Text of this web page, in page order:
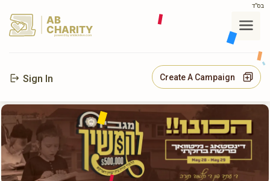
בס"ד
AB
CHARITY
powerd by ahblicklive.com
Sign In Create A Campaign